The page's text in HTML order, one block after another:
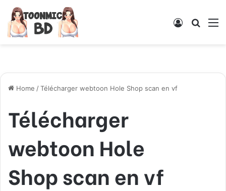
Log
Home /Télécharger webtoon Hole Shop scan en vf
Télécharger
webtoon Hole
Shop scan en vf